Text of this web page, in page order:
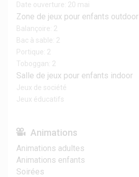
Date ouverture: 20 mai
Zone de jeux pour enfants outdoor
Balançoire: 2
Bac à sable: 2
Portique: 2
Toboggan: 2
Salle de jeux pour enfants indoor
Jeux de société
Jeux éducatifs
Animations
Animations adultes
Animations enfants
Soirées